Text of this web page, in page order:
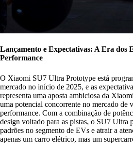
Lançamento e Expectativas: A Era dos
Performance
O Xiaomi SU7 Ultra Prototype está
mercado no início de 2025, e as
representa uma aposta ambiciosa da
uma potencial concorrente no mercado de
performance. Com a combinação de
design voltado para as pistas, o SU7 Ultra
padrões no segmento de EVs e atrair a
apenas um carro elétrico, mas um